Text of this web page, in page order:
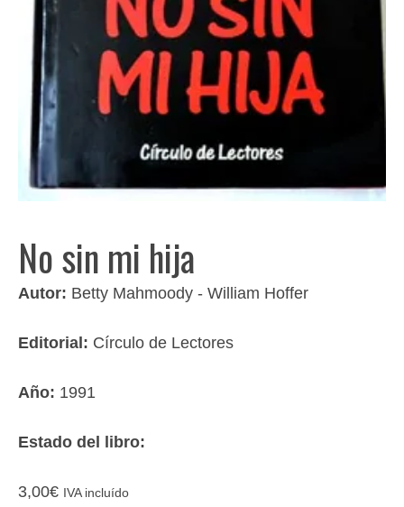
No sin mi hija
Autor: Betty Mahmoody - William Hoffer
Editorial: Círculo de Lectores
Año: 1991
Estado del libro:
3,00€ IVA incluído